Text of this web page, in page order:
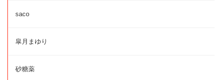
saco
皐月まゆり
砂糖薬